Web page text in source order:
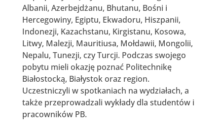
Albanii, Azerbejdżanu, Bhutanu, Bośni i
Hercegowiny, Egiptu, Ekwadoru, Hiszpanii,
Indonezji, Kazachstanu, Kirgistanu, Kosowa,
Litwy, Malezji, Mauritiusa, Mołdawii, Mongolii,
Nepalu, Tunezji, czy Turcji. Podczas swojego
pobytu mieli okazję poznać Politechnikę
Białostocką, Białystok oraz region.
Uczestniczyli w spotkaniach na wydziałach, a
także przeprowadzali wykłady dla studentów i
pracowników PB.